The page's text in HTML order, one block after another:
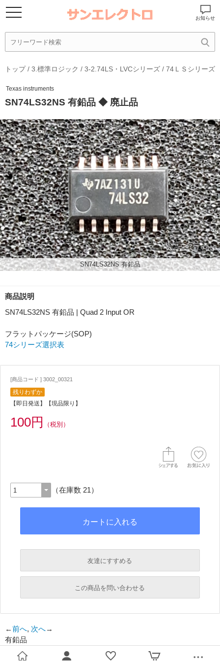
お知らせ
トップ/ 3.標準ロジック / 3-2.74LS・LVCシリーズ / 74ＬＳシリーズ
Texas instruments
SN74LS32NS 有鉛品 ◆ 廃止品
SN74LS32NS 有鉛品
商品説明
SN74LS32NS 有鉛品 | Quad 2 Input OR
フラットパッケージ(SOP)
74シリーズ選択表
[商品コード ] 3002_00321
残りわずか
【即日発送】【現品限り】
100円 （税別）
（在庫数 21）
友達にすすめる
必須
必須
この商品を問い合わせる
←前へ, 次へ→
有鉛品